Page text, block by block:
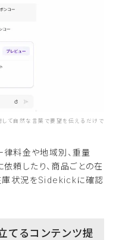
て自然な言葉で要望を伝えるだけで
律料金や地域別、重量
頼したり、商品ごとの在
庫状況をSidekickに確認
てるコンテンツ提